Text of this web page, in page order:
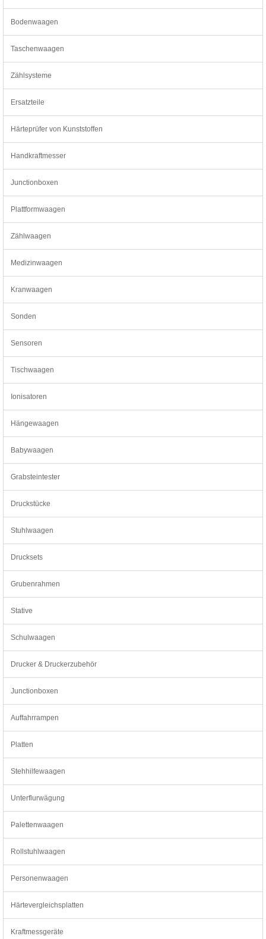
Bodenwaagen
Taschenwaagen
Zählsysteme
Ersatzteile
Härteprüfer von Kunststoffen
Handkraftmesser
Junctionboxen
Plattformwaagen
Zählwaagen
Medizinwaagen
Kranwaagen
Sonden
Sensoren
Tischwaagen
Ionisatoren
Hängewaagen
Babywaagen
Grabsteintester
Druckstücke
Stuhlwaagen
Drucksets
Grubenrahmen
Stative
Schulwaagen
Drucker & Druckerzubehör
Junctionboxen
Auffahrrampen
Platten
Stehhilfewaagen
Unterflurwägung
Palettenwaagen
Rollstuhlwaagen
Personenwaagen
Härtevergleichsplatten
Kraftmessgeräte